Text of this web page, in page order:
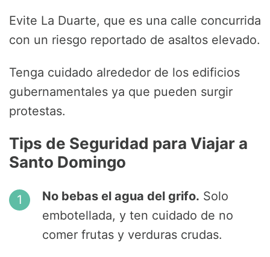
Evite La Duarte, que es una calle concurrida
con un riesgo reportado de asaltos elevado.
Tenga cuidado alrededor de los edificios
gubernamentales ya que pueden surgir
protestas.
Tips de Seguridad para Viajar a
Santo Domingo
No bebas el agua del grifo. Solo
embotellada, y ten cuidado de no
comer frutas y verduras crudas.